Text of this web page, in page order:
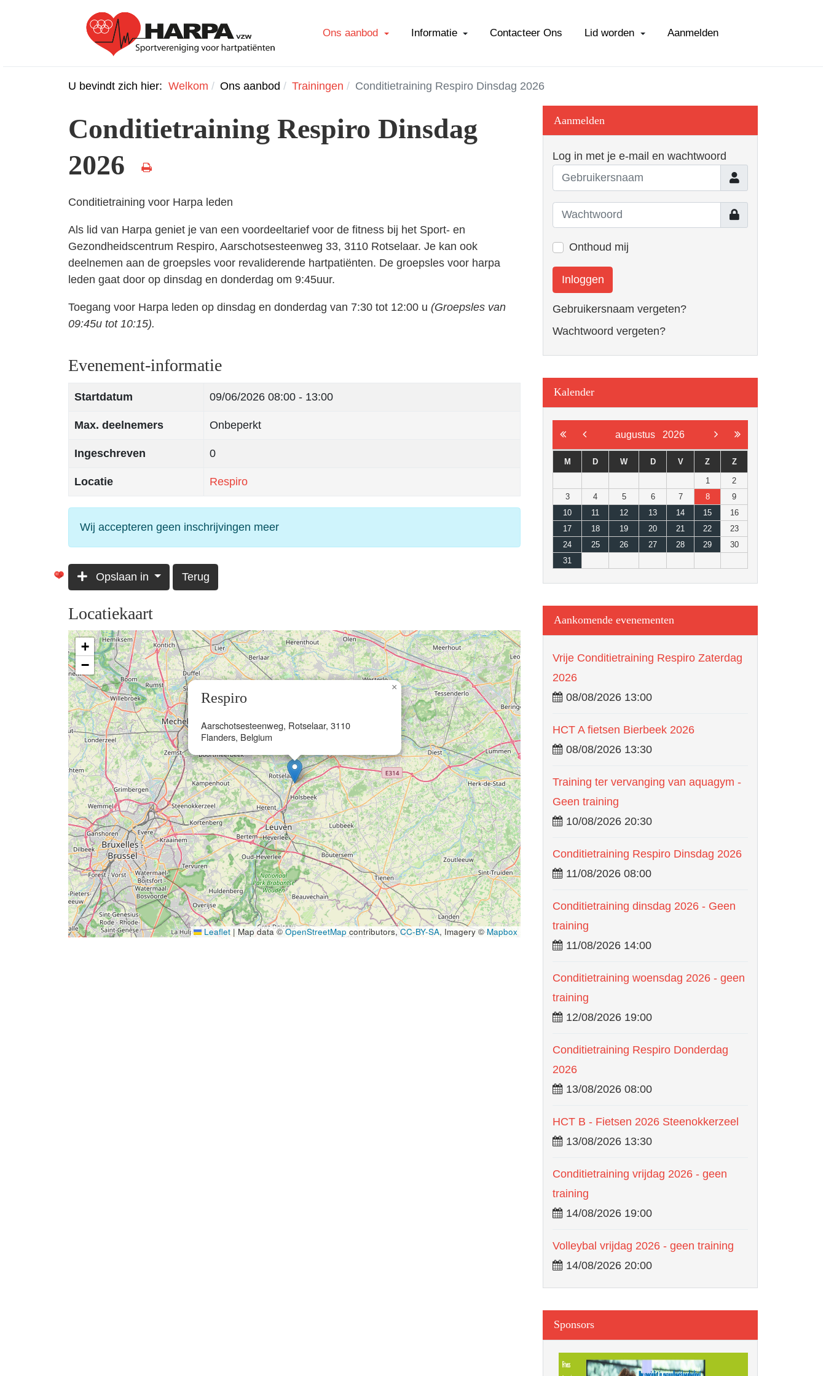
Ons aanbod Informatie Contacteer Ons Lid worden Aanmelden
U bevindt zich hier: Welkom Ons aanbod Trainingen Conditietraining Respiro Dinsdag 2026
Conditietraining Respiro Dinsdag
2026
Conditietraining voor Harpa leden
Als lid van Harpa geniet je van een voordeeltarief voor de fitness bij het Sport- en
Gezondheidscentrum Respiro, Aarschotsesteenweg 33, 3110 Rotselaar. Je kan ook
deelnemen aan de groepsles voor revaliderende hartpatiënten. De groepsles voor harpa
leden gaat door op dinsdag en donderdag om 9:45uur.
Toegang voor Harpa leden op dinsdag en donderdag van 7:30 tot 12:00 u (Groepsles van
09:45u tot 10:15).
Evenement-informatie
Startdatum 09/06/2026 08:00 - 13:00
Max. deelnemers Onbeperkt
Ingeschreven 0
Locatie Respiro
Wij accepteren geen inschrijvingen meer
Opslaan in Terug
Locatiekaart
Respiro
Aarschotsesteenweg, Rotselaar, 3110
Flanders, Belgium
×
+
−
Leaflet | Map data ©OpenStreetMap contributors,CC-BY-SA, Imagery ©Mapbox
Aanmelden
Log in met je e-mail en wachtwoord
Gebruikersnaam
Toon
Onthoud mij
Inloggen
Gebruikersnaam vergeten?
Wachtwoord vergeten?
Kalender
augustus 2026
M D W D V Z Z
1
2
3
4 5 6 7 8
9
10
11 12 13 14 15
16
17
18 19 20 21 22
23
24
25 26 27 28 29
30
31
Aankomende evenementen
Vrije Conditietraining Respiro Zaterdag
2026
08/08/2026 13:00
HCT A fietsen Bierbeek 2026
08/08/2026 13:30
Training ter vervanging van aquagym -
Geen training
10/08/2026 20:30
Conditietraining Respiro Dinsdag 2026
11/08/2026 08:00
Conditietraining dinsdag 2026 - Geen
training
11/08/2026 14:00
Conditietraining woensdag 2026 - geen
training
12/08/2026 19:00
Conditietraining Respiro Donderdag
2026
13/08/2026 08:00
HCT B - Fietsen 2026 Steenokkerzeel
13/08/2026 13:30
Conditietraining vrijdag 2026 - geen
training
14/08/2026 19:00
Volleybal vrijdag 2026 - geen training
14/08/2026 20:00
Sponsors